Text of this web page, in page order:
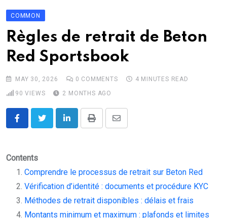
Researches
Collaboration
TaCS Channel
COMMON
Règles de retrait de Beton
Red Sportsbook
MAY 30, 2026 0 COMMENTS
4 MINUTES READ
90 VIEWS 2 MONTHS AGO
LinkedInPrint
Share
Contents
Comprendre le processus de retrait sur Beton Red
Vérification d’identité : documents et procédure KYC
Méthodes de retrait disponibles : délais et frais
Montants minimum et maximum : plafonds et limites